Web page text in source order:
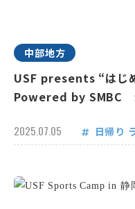
中部地方
USF presents “はじ
Powered by SMBC
2025.07.05 日帰り